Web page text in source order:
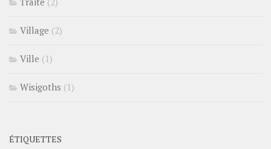
Village (2)
Ville (1)
Wisigoths (1)
ÉTIQUETTES